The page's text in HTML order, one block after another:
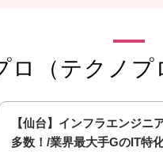
ロ（テクノ
【仙台】インフラエンジニ
多数！/業界最大手GのIT特